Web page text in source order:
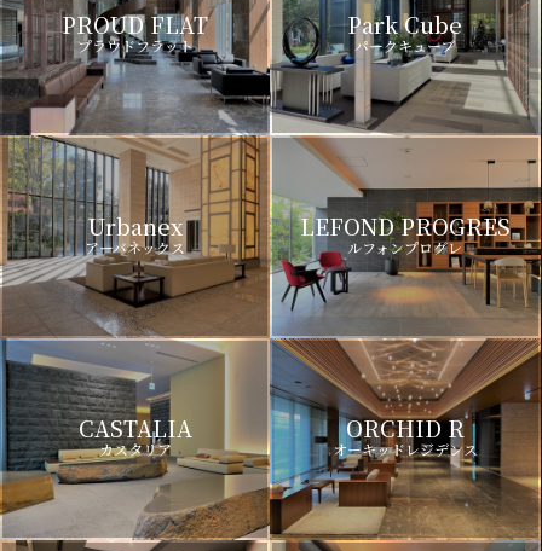
PROUD FLAT
プラウドフラット
Park Cube
パークキューブ
Urbanex
アーバネックス
LEFOND PROGRES
ルフォンプログレ
CASTALIA
カスタリア
ORCHID R
オーキッドレジデンス